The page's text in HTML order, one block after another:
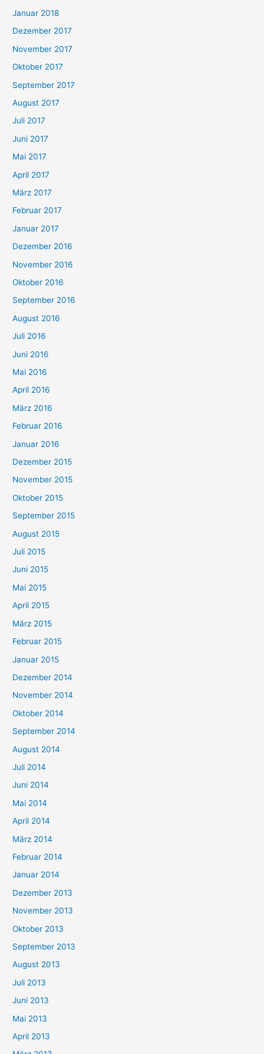
Januar 2018
Dezember 2017
November 2017
Oktober 2017
September 2017
August 2017
Juli 2017
Juni 2017
Mai 2017
April 2017
März 2017
Februar 2017
Januar 2017
Dezember 2016
November 2016
Oktober 2016
September 2016
August 2016
Juli 2016
Juni 2016
Mai 2016
April 2016
März 2016
Februar 2016
Januar 2016
Dezember 2015
November 2015
Oktober 2015
September 2015
August 2015
Juli 2015
Juni 2015
Mai 2015
April 2015
März 2015
Februar 2015
Januar 2015
Dezember 2014
November 2014
Oktober 2014
September 2014
August 2014
Juli 2014
Juni 2014
Mai 2014
April 2014
März 2014
Februar 2014
Januar 2014
Dezember 2013
November 2013
Oktober 2013
September 2013
August 2013
Juli 2013
Juni 2013
Mai 2013
April 2013